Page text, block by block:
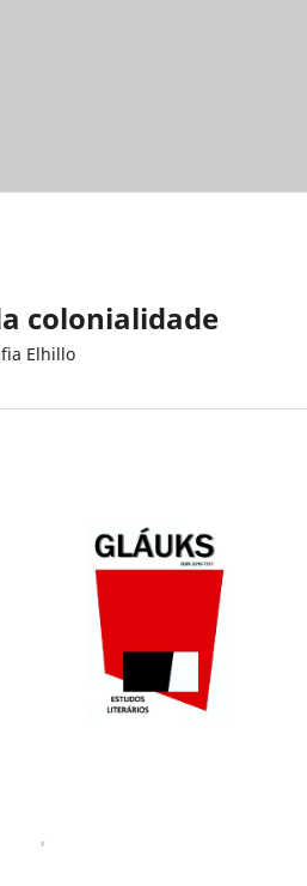
colonialidade
Elhillo